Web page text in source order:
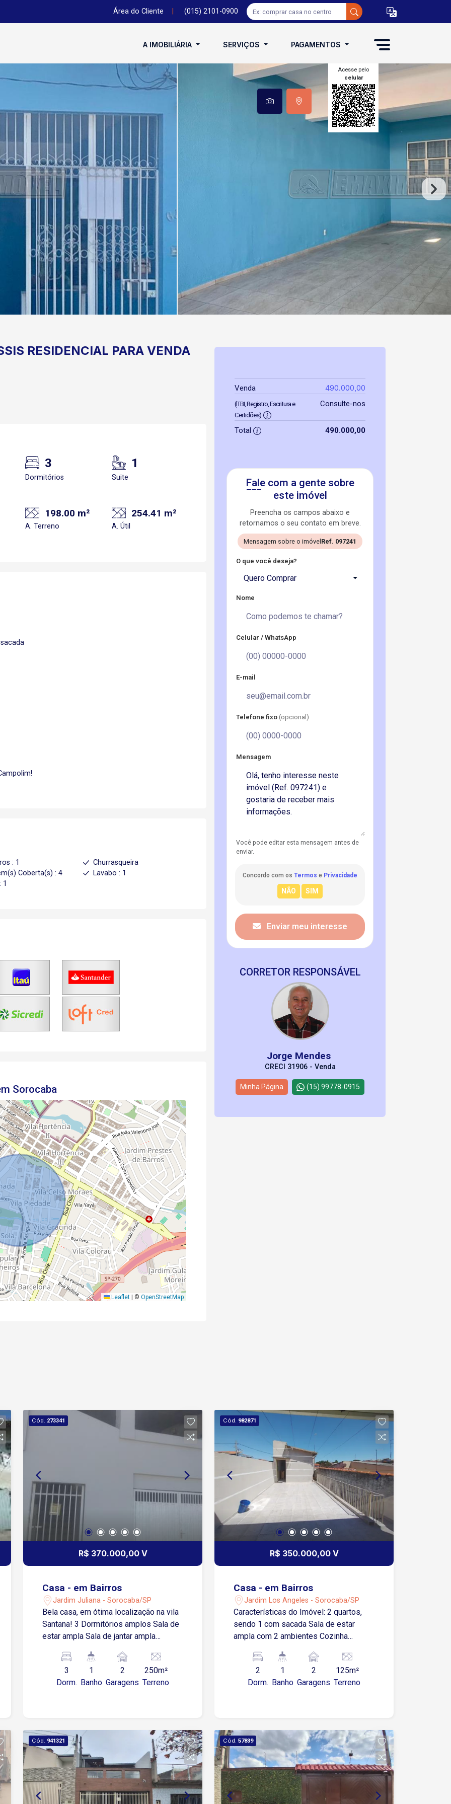
Área do Cliente (015) 2101-0900
A IMOBILIÁRIA SERVIÇOS PAGAMENTOS
Acesse pelo
celular
RESIDENCIAL PARA VENDA
3
Dormitórios
1
Suite
198.00 m²
A. Terreno
254.41 m²
A. Útil
: 1
Churrasqueira
Coberta(s) : 4
Lavabo : 1
1
Sorocaba
Leaflet © OpenStreetMap
Venda 490.000,00
(ITBI, Registro, Escritura e
Certidões)
Consulte-nos
Total 490.000,00
Fale com a gente sobre
este imóvel
Preencha os campos abaixo e
retornamos o seu contato em breve.
Mensagem sobre o imóvel Ref. 097241
O que você deseja?
Quero Comprar
Nome
Celular / WhatsApp
E-mail
Telefone fixo (opcional)
Mensagem
Você pode editar esta mensagem antes de
enviar.
Concordo com os Termos e Privacidade
Enviar meu interesse
CORRETOR RESPONSÁVEL
Jorge Mendes
CRECI 31906 - Venda
Minha Página (15) 99778-0915
Cód. 273341
R$ 370.000,00 V
Casa - em Bairros
Jardim Juliana - Sorocaba/SP
Bela casa, em ótima localização na vila
Santana! 3 Dormitórios amplos Sala de
estar ampla Sala de jantar ampla
Corredores laterais 2 Banheiros "de
serviço" 2 Vagas de garagem cobertas
* Piso novo em porcelanato!
3
Dorm.
1
Banho
2
Garagens
250m²
Terreno
Cód. 982871
R$ 350.000,00 V
Casa - em Bairros
Jardim Los Angeles - Sorocaba/SP
Características do Imóvel: 2 quartos,
sendo 1 com sacada Sala de estar
ampla com 2 ambientes Cozinha
serviço coberta 2 vagas de garagem
cobertas Localização: Fácil acesso à
Av. Itavuvu e Av. Ipanema Próximo ao
2
Dorm.
1
Banho
2
Garagens
125m²
Terreno
Cód. 941321 Cód. 57839